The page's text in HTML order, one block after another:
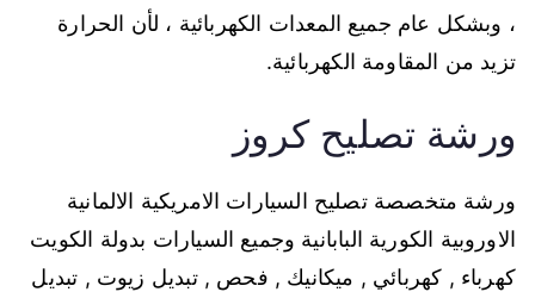
، وبشكل عام جميع المعدات الكهربائية ، لأن الحرارة
تزيد من المقاومة الكهربائية.
ورشة تصليح كروز
ورشة متخصصة تصليح السيارات الامريكية الالمانية
الاوروبية الكورية البابانية وجميع السيارات بدولة الكويت
كهرباء , كهربائي , ميكانيك , فحص , تبديل زيوت , تبديل